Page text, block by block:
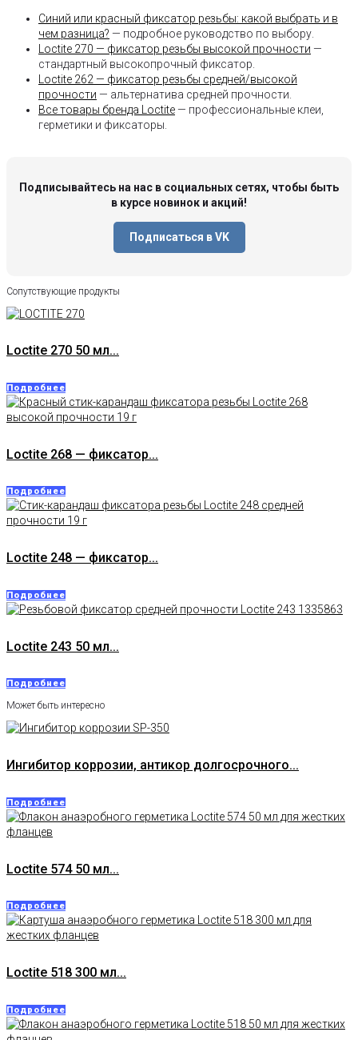
Синий или красный фиксатор резьбы: какой выбрать и в
чем разница? — подробное руководство по выбору.
Loctite 270 — фиксатор резьбы высокой прочности —
стандартный высокопрочный фиксатор.
Loctite 262 — фиксатор резьбы средней/высокой
прочности — альтернатива средней прочности.
Все товары бренда Loctite— профессиональные клеи,
герметики и фиксаторы.
Подписывайтесь на нас в социальных сетях, чтобы быть
в курсе новинок и акций!
Подписаться в VK
Сопутствующие продукты
Loctite 270 50 мл...
Подробнее
Loctite 268 — фиксатор...
Подробнее
Loctite 248 — фиксатор...
Подробнее
Loctite 243 50 мл...
Подробнее
Может быть интересно
Ингибитор коррозии, антикор долгосрочного...
Подробнее
Loctite 574 50 мл...
Подробнее
Loctite 518 300 мл...
Подробнее